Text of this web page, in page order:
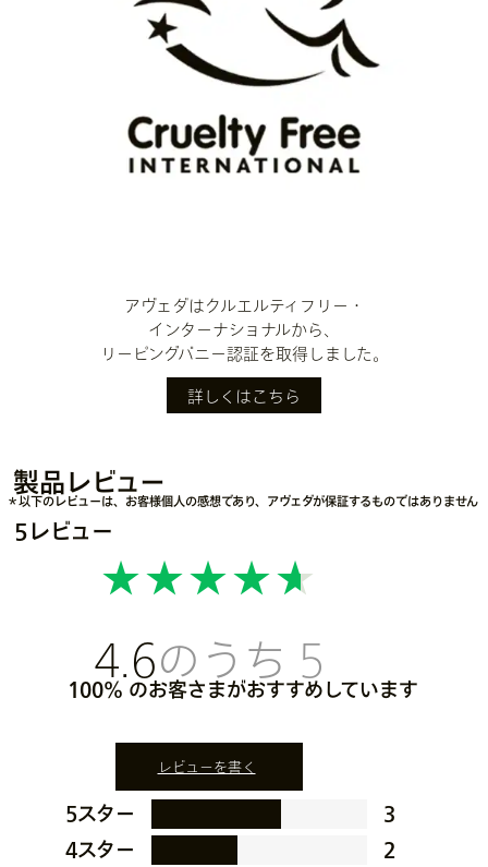
アヴェダはクルエルティフリー・
インターナショナルから、
リーピングバニー認証を取得しました。
詳しくはこちら
製品レビュー
＊以下のレビューは、お客様個人の感想であり、アヴェダが保証するものではありません
5スター
3
4スター
2
4.6
5レビュー
レビューを書く
100%